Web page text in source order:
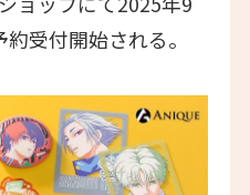
受付開始される。